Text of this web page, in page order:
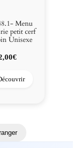
Menu
petit cerf
Unisexe
€